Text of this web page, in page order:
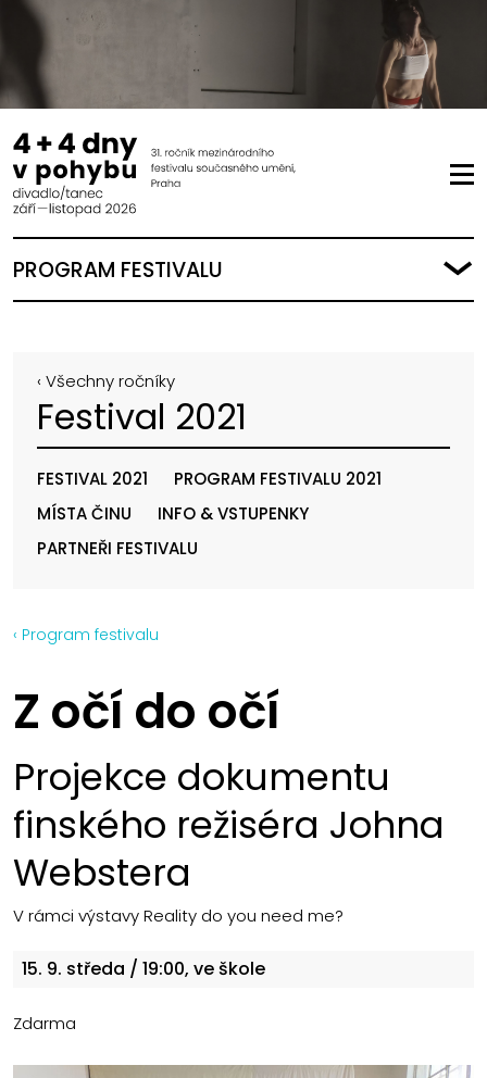
PROGRAM FESTIVALU
‹ Všechny ročníky
Festival 2021
FESTIVAL 2021
PROGRAM FESTIVALU 2021
MÍSTA ČINU
INFO & VSTUPENKY
PARTNEŘI FESTIVALU
‹ Program festivalu
Z očí do očí
Projekce dokumentu
finského režiséra Johna
Webstera
V rámci výstavy Reality do you need me?
15. 9. středa / 19:00, ve škole
Zdarma